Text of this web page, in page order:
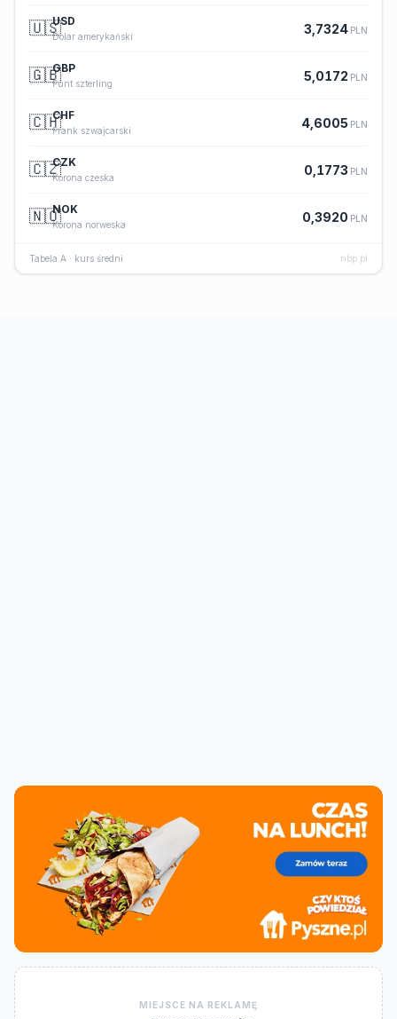
🇺🇸USD
Dolar amerykański
3,7324 PLN
🇬🇧GBP
Funt szterling
5,0172 PLN
🇨🇭CHF
Frank szwajcarski
4,6005 PLN
🇨🇿CZK
Korona czeska
0,1773 PLN
🇳🇴NOK
Korona norweska
0,3920 PLN
Tabela A · kurs średni nbp.pl
MIEJSCE NA REKLAMĘ